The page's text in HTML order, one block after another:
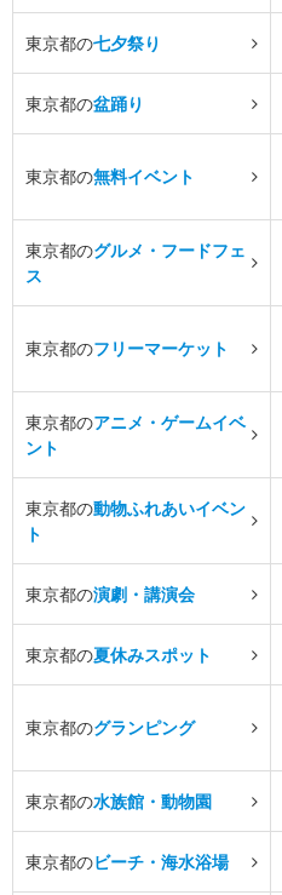
東京都の七夕祭り
東京都の盆踊り
東京都の無料イベント
東京都のグルメ・フードフェ
ス
東京都のフリーマーケット
東京都のアニメ・ゲームイベ
ント
東京都の動物ふれあいイベン
ト
東京都の演劇・講演会
東京都の夏休みスポット
東京都のグランピング
東京都の水族館・動物園
東京都のビーチ・海水浴場